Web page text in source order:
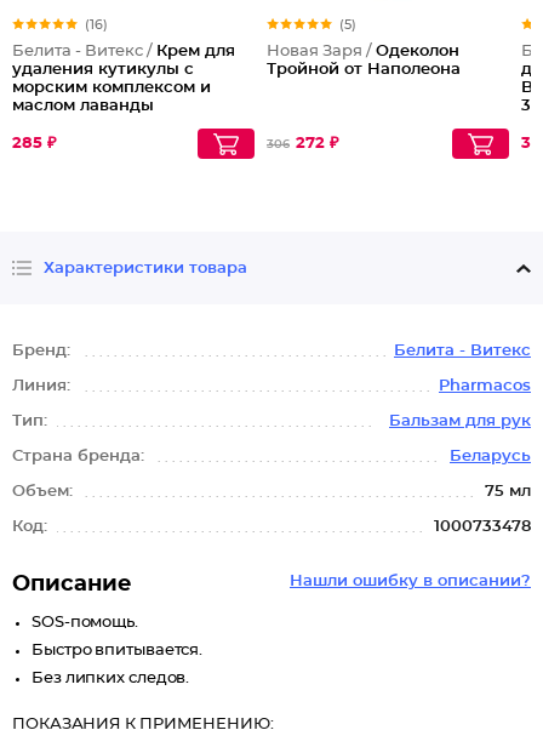
(16)
Белита - Витекс / Крем для
удаления кутикулы с
морским комплексом и
маслом лаванды
285 ₽
(5)
Новая Заря / Одеколон
Тройной от Наполеона
306 272 ₽
Характеристики товара
Бренд: Белита - Витекс
Линия: Pharmacos
Тип: Бальзам для рук
Страна бренда: Беларусь
Объем: 75 мл
Код: 1000733478
Нашли ошибку в описании?
Описание
SOS-помощь.
Быстро впитывается.
Без липких следов.
ПОКАЗАНИЯ К ПРИМЕНЕНИЮ: